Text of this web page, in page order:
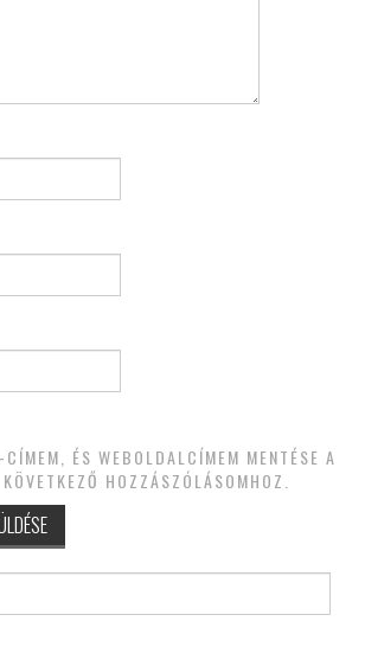
ÉS WEBOLDALCÍMEM MENTÉSE A
HOZZÁSZÓLÁSOMHOZ.